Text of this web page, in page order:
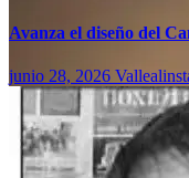
Avanza el diseño del
junio 28, 2026